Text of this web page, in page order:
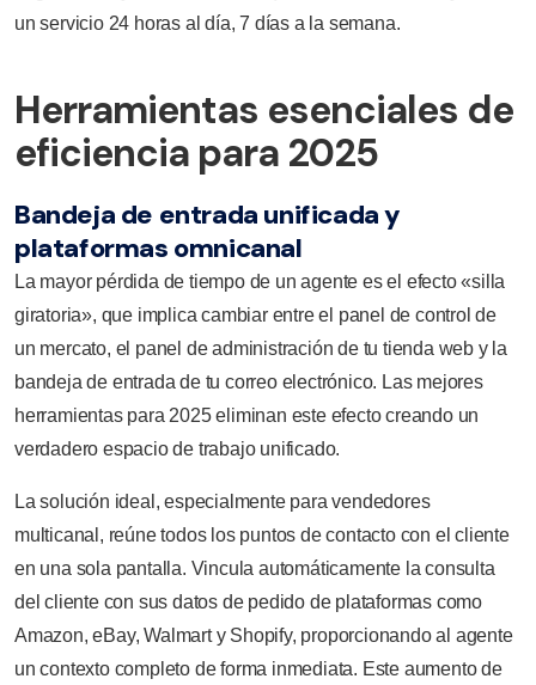
un servicio 24 horas al día, 7 días a la semana.
Herramientas esenciales de
eficiencia para 2025
Bandeja de entrada unificada y
plataformas omnicanal
La mayor pérdida de tiempo de un agente es el efecto «silla
giratoria», que implica cambiar entre el panel de control de
un mercato, el panel de administración de tu tienda web y la
bandeja de entrada de tu correo electrónico. Las mejores
herramientas para 2025 eliminan este efecto creando un
verdadero espacio de trabajo unificado.
La solución ideal, especialmente para vendedores
multicanal, reúne todos los puntos de contacto con el cliente
en una sola pantalla. Vincula automáticamente la consulta
del cliente con sus datos de pedido de plataformas como
Amazon, eBay, Walmart y Shopify, proporcionando al agente
un contexto completo de forma inmediata. Este aumento de